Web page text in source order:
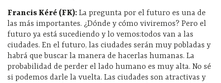
Francis Kéré (FK): La pregunta por el futuro es una de
las más importantes. ¿Dónde y cómo viviremos? Pero el
futuro ya está sucediendo y lo vemos:todos van a las
ciudades. En el futuro, las ciudades serán muy pobladas y
habrá que buscar la manera de hacerlas humanas. La
probabilidad de perder el lado humano es muy alta. No sé
si podemos darle la vuelta. Las ciudades son atractivas y